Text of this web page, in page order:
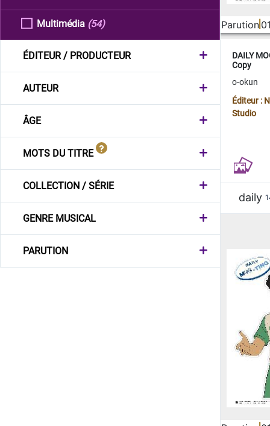
Multimédia (54)
ÉDITEUR / PRODUCTEUR
AUTEUR
ÂGE
MOTS DU TITRE
COLLECTION / SÉRIE
GENRE MUSICAL
PARUTION
Parution
DAILY
Copy
o-okun
Éditeur :
Studio
daily